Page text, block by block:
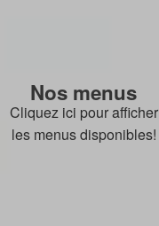
Nos menus
Cliquez ici pour afficher
les menus disponibles!